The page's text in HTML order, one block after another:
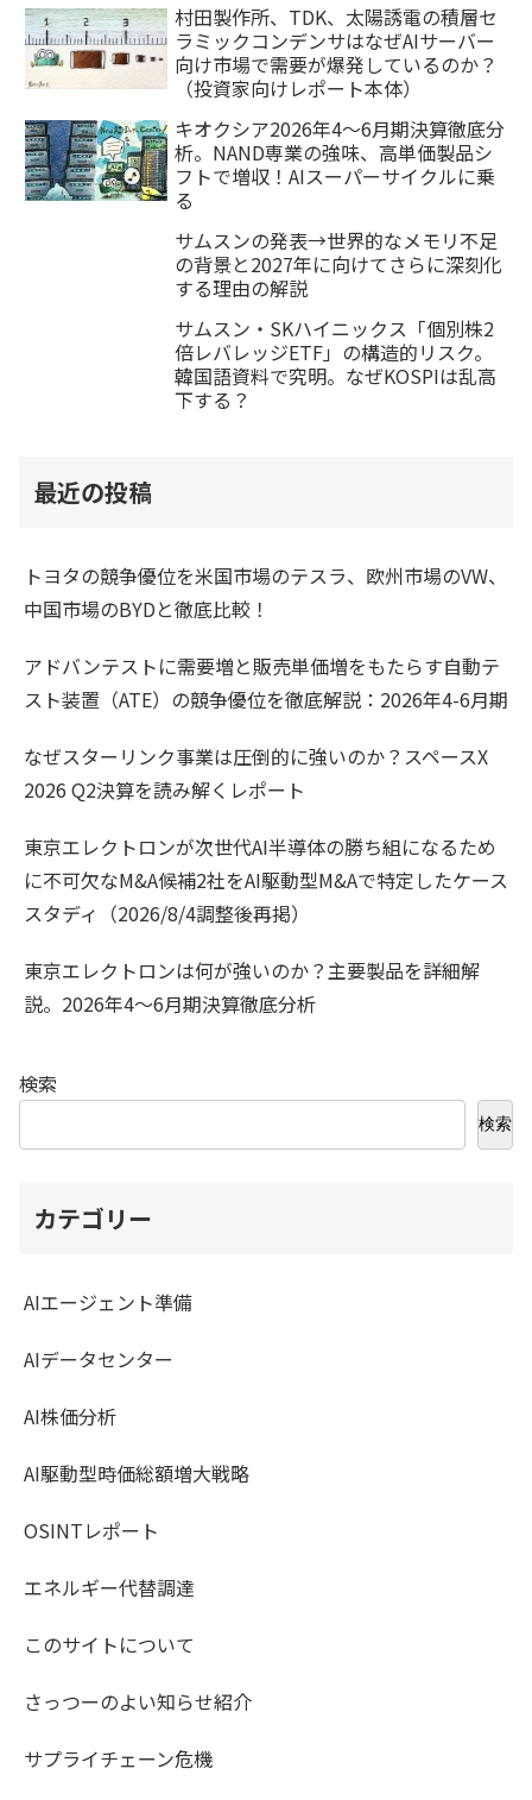
村田製作所、TDK、太陽誘電の積層セ
ラミックコンデンサはなぜAIサーバー
向け市場で需要が爆発しているのか？
（投資家向けレポート本体）
キオクシア2026年4〜6月期決算徹底分
析。NAND専業の強味、高単価製品シ
フトで増収！AIスーパーサイクルに乗
る
サムスンの発表→世界的なメモリ不足
の背景と2027年に向けてさらに深刻化
する理由の解説
サムスン・SKハイニックス「個別株2
倍レバレッジETF」の構造的リスク。
韓国語資料で究明。なぜKOSPIは乱高
下する？
最近の投稿
トヨタの競争優位を米国市場のテスラ、欧州市場のVW、
中国市場のBYDと徹底比較！
アドバンテストに需要増と販売単価増をもたらす自動テ
スト装置（ATE）の競争優位を徹底解説：2026年4-6月期
なぜスターリンク事業は圧倒的に強いのか？スペースX
2026 Q2決算を読み解くレポート
東京エレクトロンが次世代AI半導体の勝ち組になるため
に不可欠なM&A候補2社をAI駆動型M&Aで特定したケース
スタディ（2026/8/4調整後再掲）
東京エレクトロンは何が強いのか？主要製品を詳細解
説。2026年4〜6月期決算徹底分析
検索
検索
カテゴリー
AIエージェント準備
AIデータセンター
AI株価分析
AI駆動型時価総額増大戦略
OSINTレポート
エネルギー代替調達
このサイトについて
さっつーのよい知らせ紹介
サプライチェーン危機